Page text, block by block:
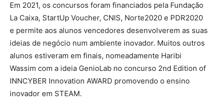
Em 2021, os concursos foram financiados pela Fundação
La Caixa, StartUp Voucher, CNIS, Norte2020 e PDR2020
e permite aos alunos vencedores desenvolverem as suas
ideias de negócio num ambiente inovador. Muitos outros
alunos estiveram em finais, nomeadamente Haribi
Wassim com a ideia GenioLab no concurso 2nd Edition of
INNCYBER Innovation AWARD promovendo o ensino
inovador em STEAM.